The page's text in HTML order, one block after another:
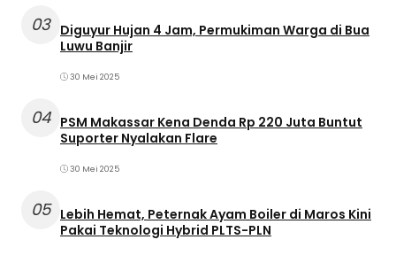
03 Diguyur Hujan 4 Jam, Permukiman Warga di Bua
Luwu Banjir
30 Mei 2025
04 PSM Makassar Kena Denda Rp 220 Juta Buntut
Suporter Nyalakan Flare
30 Mei 2025
05 Lebih Hemat, Peternak Ayam Boiler di Maros Kini
Pakai Teknologi Hybrid PLTS-PLN